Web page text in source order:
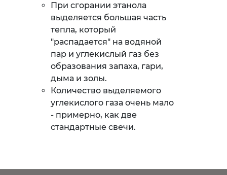
При сгорании этанола
выделяется большая часть
тепла, который
"распадается" на водяной
пар и углекислый газ без
образования запаха, гари,
дыма и золы.
Количество выделяемого
углекислого газа очень мало
- примерно, как две
стандартные свечи.